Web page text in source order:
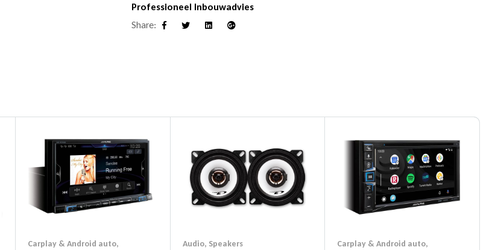
Professioneel Inbouwadvies
Share:
Facebook LinkedinGoogle+
Carplay & Android auto,
Audio, Speakers Carplay & Android auto,